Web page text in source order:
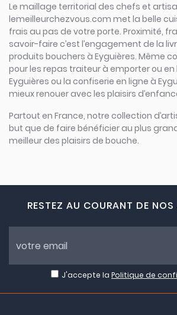
Le maillage territorial des chefs et
lemeilleurchezvous.com met la belle
frais au pas de votre porte. Proximité,
savoir-faire c’est l’engagement de la
produits bouchers à Eyguières. Même
pour les repas traiteur à emporter ou en
Eyguières ou la confiserie en ligne à
mieux renouer avec les plaisirs
Partout en France, notre collection
but que de faire bénéficier au plus
meilleur des plaisirs de bouche.
RESTEZ AU COURANT DE
J'accepte la Politique de